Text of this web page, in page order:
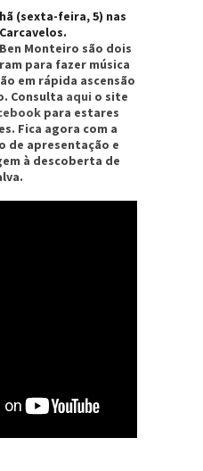
(sexta-feira, 5) nas
Monteiro são dois
para fazer música
em rápida ascensão
Consulta aqui o site
para estares
Fica agora com a
de apresentação e
à descoberta de